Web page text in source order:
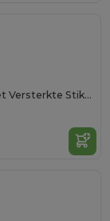
Duurzame Werk T-Shirt met Versterkte Stiksels